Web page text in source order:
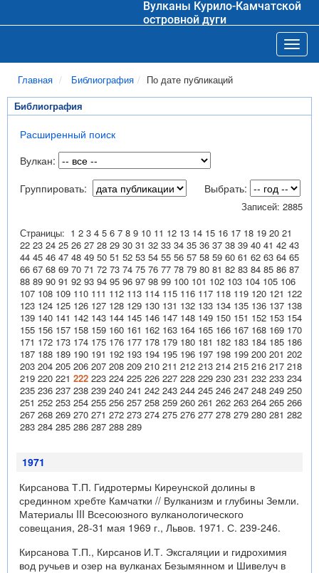
Вулканы Курило-Камчатской
островной дуги
Главная Библиография По дате публикаций
Библиография
Расширенный поиск
Вулкан:
Группировать:
Выбрать:
Записей: 2885
Страницы: 1 2 3 4 5 6 7 8 9 10 11 12 13 14 15 16 17 18 19 20 21
22 23 24 25 26 27 28 29 30 31 32 33 34 35 36 37 38 39 40 41 42 43
44 45 46 47 48 49 50 51 52 53 54 55 56 57 58 59 60 61 62 63 64 65
66 67 68 69 70 71 72 73 74 75 76 77 78 79 80 81 82 83 84 85 86 87
88 89 90 91 92 93 94 95 96 97 98 99 100 101 102 103 104 105 106
107 108 109 110 111 112 113 114 115 116 117 118 119 120 121 122
123 124 125 126 127 128 129 130 131 132 133 134 135 136 137 138
139 140 141 142 143 144 145 146 147 148 149 150 151 152 153 154
155 156 157 158 159 160 161 162 163 164 165 166 167 168 169 170
171 172 173 174 175 176 177 178 179 180 181 182 183 184 185 186
187 188 189 190 191 192 193 194 195 196 197 198 199 200 201 202
203 204 205 206 207 208 209 210 211 212 213 214 215 216 217 218
219 220 221 222 223 224 225 226 227 228 229 230 231 232 233 234
235 236 237 238 239 240 241 242 243 244 245 246 247 248 249 250
251 252 253 254 255 256 257 258 259 260 261 262 263 264 265 266
267 268 269 270 271 272 273 274 275 276 277 278 279 280 281 282
283 284 285 286 287 288 289
1971
Кирсанова Т.П. Гидротермы Киреунской долины в
срединном хребте Камчатки // Вулканизм и глубины Земли.
Материалы III Всесоюзного вулканологического
совещания, 28-31 мая 1969 г., Львов. 1971. С. 239-246.
Кирсанова Т.П., Кирсанов И.Т. Эксгаляции и гидрохимия
вод ручьев и озер на вулканах Безымянном и Шивелуч в